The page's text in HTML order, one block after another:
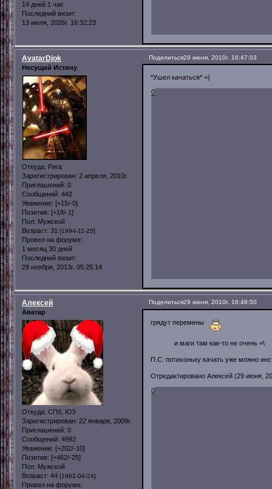
14 дней 1 час
Последний визит:
13 июля, 2026г. 16:32:23
Поделиться29 июня, 2010г. 16:47:03
AvatarDjok
Несущий Истину
Откуда: Рига
Зарегистрирован: 2 апреля, 2010г.
Приглашений: 0
Сообщений: 442
Уважение: [+15/-0]
Позитив: [+18/-1]
Пол: Мужской
Возраст: 31 [1994-11-25]
Провел на форуме:
1 месяц 30 дней
Последний визит:
29 ноября, 2013г. 05:25:14
*Ушел качаться* =)
0
Поделиться29 июня, 2010г. 16:48:50
Алексей
Аватар
Откуда: СПб, ЮЗ
Зарегистрирован: 22 января, 2009г.
Приглашений: 0
Сообщений: 4992
Уважение: [+202/-10]
Позитив: [+462/-25]
Пол: Мужской
Возраст: 44 [1982-04-24]
Провел на форуме:
грядут перемены
и маги там как-то не очень =\
П.С. потихоньку качать уже можно
Отредактировано Алексей (29 июня,
0